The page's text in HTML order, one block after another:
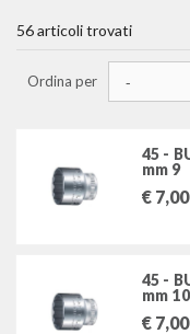
kit e valigette bussole
chiavi a bussola
chiavi a bussola
chiavi a bussola
chiavi a bussola impact
56 articoli trovati
Ordina per
45 -
mm 9
€ 7,00
45 -
mm 10
€ 7,00